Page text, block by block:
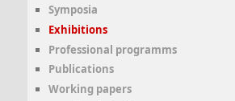
Symposia
Exhibitions
Professional programms
Publications
Working papers